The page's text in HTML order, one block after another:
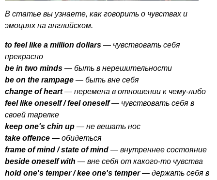
В статье вы узнаете, как говорить о чувствах и
эмоциях на английском.
to feel like a million dollars — чувствовать себя
прекрасно
be in two minds — быть в нерешительности
be on the rampage — быть вне себя
change of heart— перемена в отношении к чему-либо
feel like oneself/feel oneself — чувствовать себя в
своей тарелке
keep one's chin up — не вешать нос
take offence — обидеться
frame of mind /state of mind — внутреннее состояние
beside oneself with — вне себя от какого-то чувства
hold one's temper/kee one's temper— держать себя в